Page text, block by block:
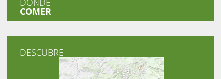
DÓNDE
COMER
DESCUBRE